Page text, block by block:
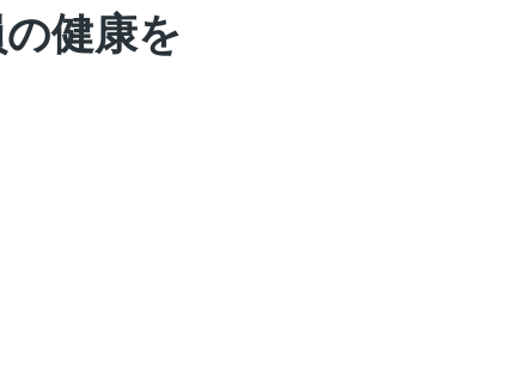
健康を